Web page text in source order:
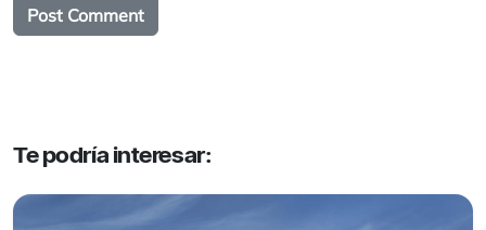
Te podría interesar: